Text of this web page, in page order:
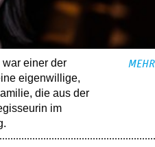
einer der
eigenwillige,
die aus der
im
MEHR